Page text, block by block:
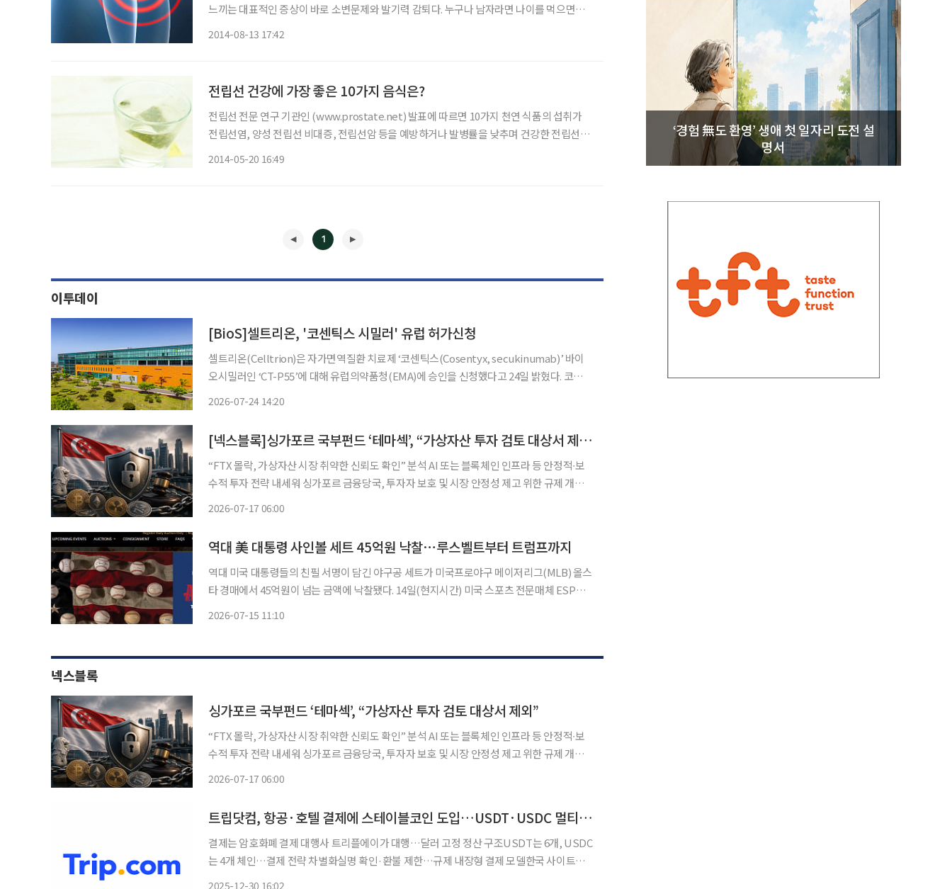
느끼는 대표적인 증상이 바로 소변문제와 발기력 감퇴다. 누구나 남자라면 나이를 먹으면서
2014-08-13 17:42
전립선 건강에 가장 좋은 10가지 음식은?
전립선 전문 연구 기관인 (www.prostate.net) 발표에 따르면 10가지 천연 식품의 섭취가
전립선염, 양성 전립선 비대증, 전립선암 등을 예방하거나 발병률을 낮추며 건강한 전립선을
2014-05-20 16:49
◀
1
▶
이투데이
[BioS]셀트리온, '코센틱스 시밀러' 유럽 허가신청
셀트리온(Celltrion)은 자가면역질환 치료제 ‘코센틱스(Cosentyx, secukinumab)’ 바이
오시밀러인 ‘CT-P55’에 대해 유럽의약품청(EMA)에 승인을 신청했다고 24일 밝혔다. 코센틱
2026-07-24 14:20
[넥스블록]싱가포르 국부펀드 ‘테마섹’, “가상자산 투자 검토 대상서 제외”
“FTX 몰락, 가상자산 시장 취약한 신뢰도 확인” 분석 AI 또는 블록체인 인프라 등 안정적∙보
수적 투자 전략 내세워 싱가포르 금융당국, 투자자 보호 및 시장 안정성 제고 위한 규제 개선
2026-07-17 06:00
역대 美 대통령 사인볼 세트 45억원 낙찰⋯루스벨트부터 트럼프까지
역대 미국 대통령들의 친필 서명이 담긴 야구공 세트가 미국프로야구 메이저리그(MLB) 올스
타 경매에서 45억원이 넘는 금액에 낙찰됐다. 14일(현지시간) 미국 스포츠 전문매체 ESPN
2026-07-15 11:10
넥스블록
싱가포르 국부펀드 ‘테마섹’, “가상자산 투자 검토 대상서 제외”
“FTX 몰락, 가상자산 시장 취약한 신뢰도 확인” 분석 AI 또는 블록체인 인프라 등 안정적∙보
수적 투자 전략 내세워 싱가포르 금융당국, 투자자 보호 및 시장 안정성 제고 위한 규제 개선
2026-07-17 06:00
트립닷컴, 항공·호텔 결제에 스테이블코인 도입…USDT·USDC 멀티체인 지원
결제는 암호화폐 결제 대행사 트리플에이가 대행…달러 고정 정산 구조USDT는 6개, USDC
는 4개 체인…결제 전략 차별화실명 확인·환불 제한…규제 내장형 결제 모델한국 사이트는
2025-12-30 16:02
‘경험 無도 환영’ 생애 첫 일자리 도전 설
명서